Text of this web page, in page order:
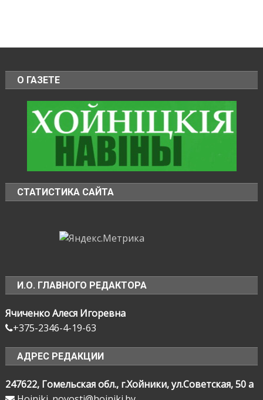
О ГАЗЕТЕ
СТАТИСТИКА САЙТА
И.О. ГЛАВНОГО РЕДАКТОРА
Ячиченко Алеся Игоревна
+375-2346-4-19-63
АДРЕС РЕДАКЦИИ
247622, Гомельская обл., г.Хойники, ул.Советская, 50 а